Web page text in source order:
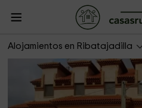
Alojamientos en Ribatajadilla
Casa Rural El Cuco